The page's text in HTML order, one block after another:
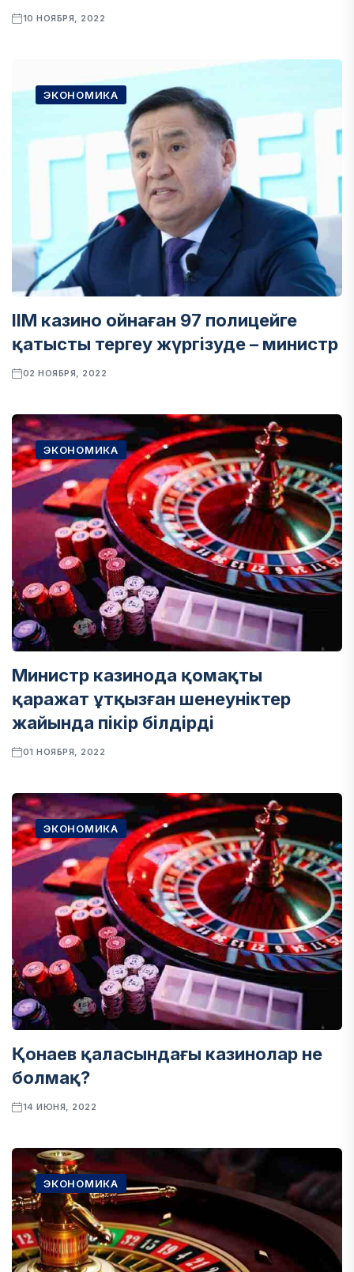
10 НОЯБРЯ, 2022
ЭКОНОМИКА
ІІМ казино ойнаған 97 полицейге
қатысты тергеу жүргізуде – министр
02 НОЯБРЯ, 2022
ЭКОНОМИКА
Министр казинода қомақты
қаражат ұтқызған шенеуніктер
жайында пікір білдірді
01 НОЯБРЯ, 2022
ЭКОНОМИКА
Қонаев қаласындағы казинолар не
болмақ?
14 ИЮНЯ, 2022
ЭКОНОМИКА